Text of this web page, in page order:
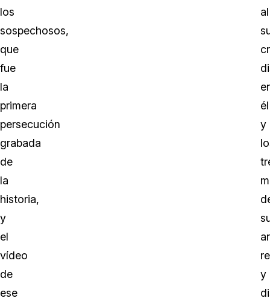
los
sospechosos,
que
fue
la
primera
persecución
grabada
de
la
historia,
y
el
vídeo
de
ese
al
él
y
y